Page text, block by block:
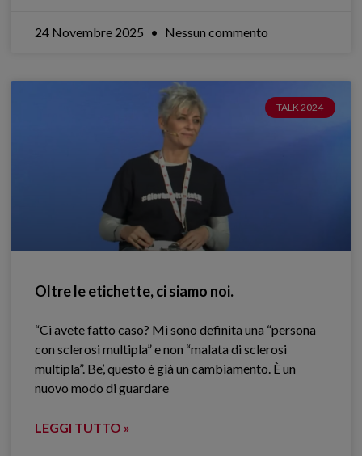
24 Novembre 2025 Nessun commento
TALK 2024
Oltre le etichette, ci siamo noi.
“Ci avete fatto caso? Mi sono definita una “persona
con sclerosi multipla” e non “malata di sclerosi
multipla”. Be’, questo è già un cambiamento. È un
nuovo modo di guardare
LEGGI TUTTO »